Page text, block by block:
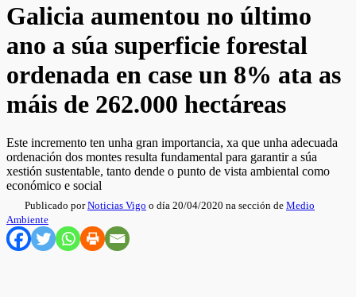
Galicia aumentou no último
ano a súa superficie forestal
ordenada en case un 8% ata as
máis de 262.000 hectáreas
Este incremento ten unha gran importancia, xa que unha adecuada
ordenación dos montes resulta fundamental para garantir a súa
xestión sustentable, tanto dende o punto de vista ambiental como
económico e social
Publicado porNoticias Vigo o día 20/04/2020 na sección de Medio
Ambiente